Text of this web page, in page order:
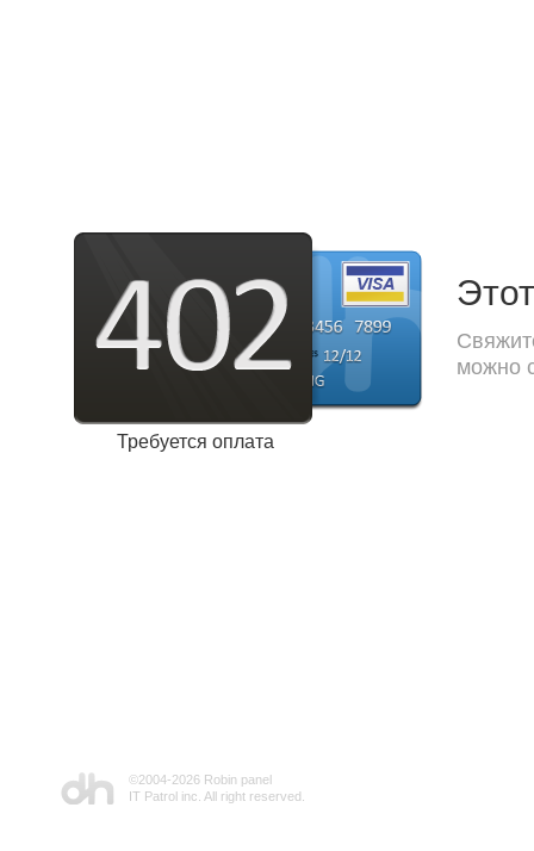
Требуется оплата
можно
©2004-2026 Robin panel
IT Patrol inc. All right reserved.